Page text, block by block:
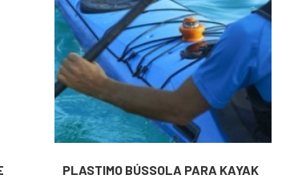
PLASTIMO BÚSSOLA PARA KAYAK